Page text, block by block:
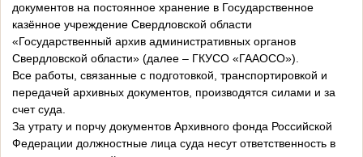
документов на постоянное хранение в Государственное
казённое учреждение Свердловской области
«Государственный архив административных органов
Свердловской области» (далее – ГКУСО «ГААОСО»).
Все работы, связанные с подготовкой, транспортировкой и
передачей архивных документов, производятся силами и за
счет суда.
За утрату и порчу документов Архивного фонда Российской
Федерации должностные лица суда несут ответственность в